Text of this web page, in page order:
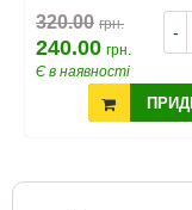
-
320.00 грн.
240.00 грн.
Є в наявності